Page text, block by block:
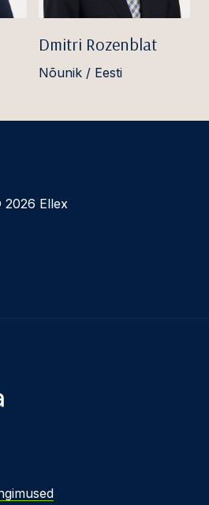
Dmitri Rozenblat
Nõunik / Eesti
2026 Ellex